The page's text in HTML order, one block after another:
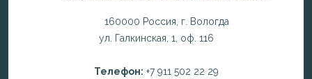
160000 Россия, г. Вологда
ул. Галкинская, 1, оф. 116
Телефон: +7 911 502 22 29